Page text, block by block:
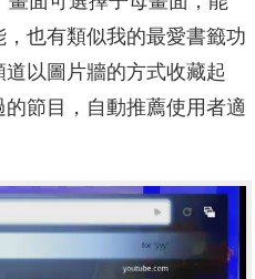
也有類似我的最愛書籤功
以圖片牆的方式收藏起
節目，自動推薦使用者適